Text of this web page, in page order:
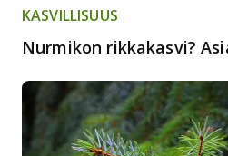
KASVILLISUUS
Nurmikon rikkakasvi?